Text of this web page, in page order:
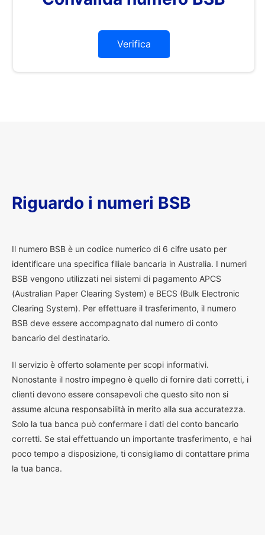
Verifica
Riguardo i numeri BSB
Il numero BSB è un codice numerico di 6 cifre usato per
identificare una specifica filiale bancaria in Australia. I numeri
BSB vengono utilizzati nei sistemi di pagamento APCS
(Australian Paper Clearing System) e BECS (Bulk Electronic
Clearing System). Per effettuare il trasferimento, il numero
BSB deve essere accompagnato dal numero di conto
bancario del destinatario.
Il servizio è offerto solamente per scopi informativi.
Nonostante il nostro impegno è quello di fornire dati corretti, i
clienti devono essere consapevoli che questo sito non si
assume alcuna responsabilità in merito alla sua accuratezza.
Solo la tua banca può confermare i dati del conto bancario
corretti. Se stai effettuando un importante trasferimento, e hai
poco tempo a disposizione, ti consigliamo di contattare prima
la tua banca.